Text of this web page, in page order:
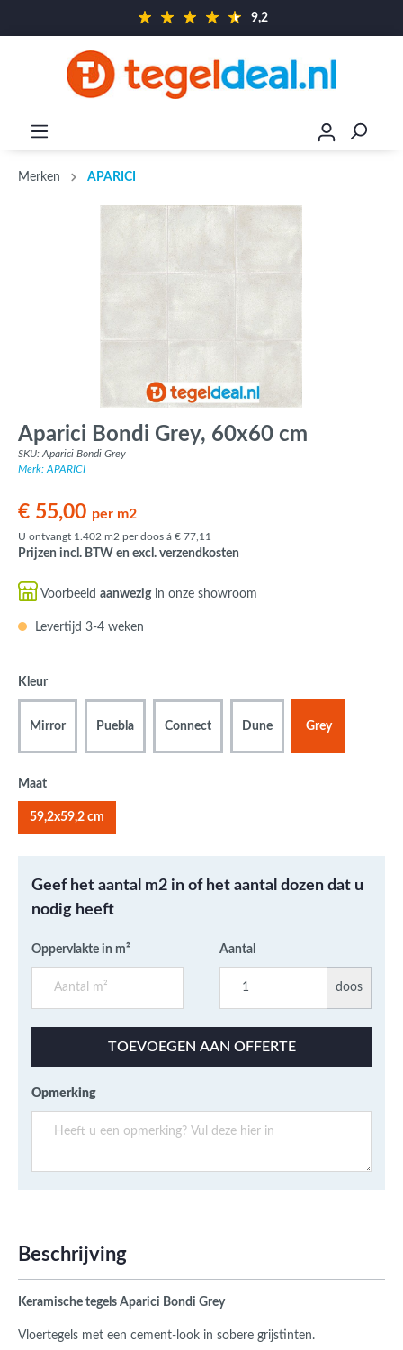
9,2
Merken APARICI
Aparici Bondi Grey, 60x60 cm
SKU: Aparici Bondi Grey
Merk: APARICI
€ 55,00 per m2
U ontvangt 1.402 m2 per doos á € 77,11
Prijzen incl. BTW en excl. verzendkosten
Voorbeeld aanwezigin onze showroom
Levertijd 3-4 weken
Kleur
Mirror Puebla Connect Dune Grey
Maat
59,2x59,2 cm
Geef het aantal m2 in of het aantal dozen dat u
nodig heeft
Oppervlakte in m² Aantal
doos
TOEVOEGEN AAN OFFERTE
Opmerking
Beschrijving
Keramische tegels Aparici Bondi Grey
Vloertegels met een cement-look in sobere grijstinten.